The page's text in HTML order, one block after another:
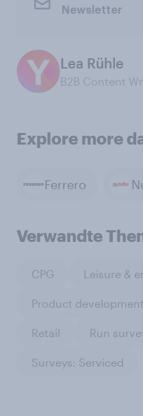
Newsletter
Lea Rühle
B2B Content
Explore more
Ferrero
Verwandte
CPG Leisure &
Product
Retail Run
Surveys: Serviced